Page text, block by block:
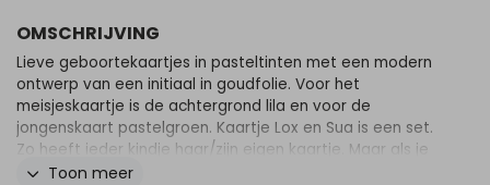
OMSCHRIJVING
Lieve geboortekaartjes in pasteltinten met een modern
ontwerp van een initiaal in goudfolie. Voor het
meisjeskaartje is de achtergrond lila en voor de
jongenskaart pastelgroen. Kaartje Lox en Sua is een set.
Zo heeft ieder kindje haar/zijn eigen kaartje. Maar als je
de kaartjes naast elkaar legt, zijn ze weer samen één
Toon meer